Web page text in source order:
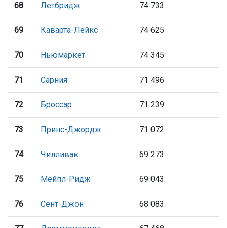
68 Летбридж 74 733
69 Каварта-Лейкс 74 625
70 Ньюмаркет 74 345
71 Сарния 71 496
72 Броссар 71 239
73 Принс-Джордж 71 072
74 Чилливак 69 273
75 Мейпл-Ридж 69 043
76 Сент-Джон 68 083